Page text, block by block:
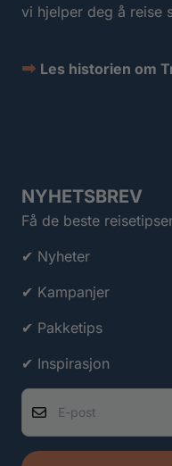
vi hjelper deg å reise
➡ Les historien om
NYHETSBREV
Få de beste
✔ Nyheter
✔ Kampanjer
✔ Pakketips
✔ Inspirasjon
E-post